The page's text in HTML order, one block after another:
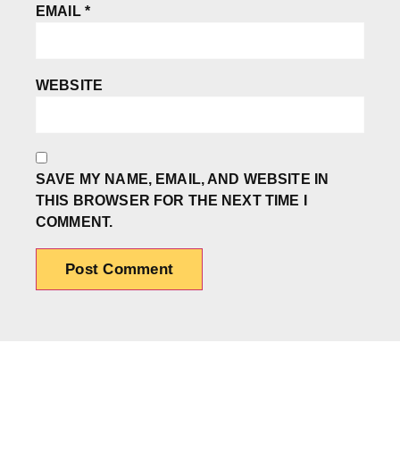
EMAIL *
WEBSITE
SAVE MY NAME, EMAIL, AND WEBSITE IN
THIS BROWSER FOR THE NEXT TIME I
COMMENT.